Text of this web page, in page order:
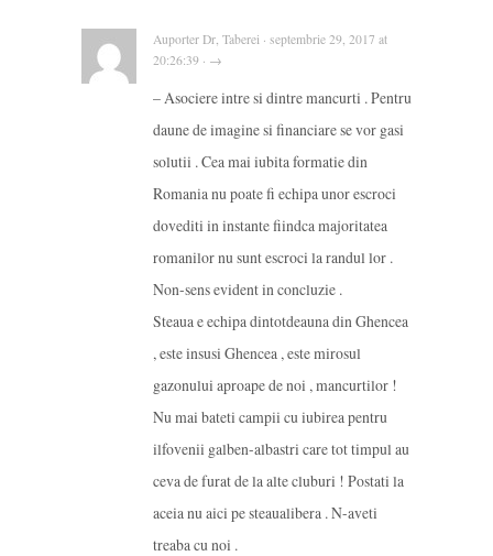
Auporter Dr, Taberei · septembrie 29, 2017 at
20:26:39 · →
– Asociere intre si dintre mancurti . Pentru
daune de imagine si financiare se vor gasi
solutii . Cea mai iubita formatie din
Romania nu poate fi echipa unor escroci
dovediti in instante fiindca majoritatea
romanilor nu sunt escroci la randul lor .
Non-sens evident in concluzie .
Steaua e echipa dintotdeauna din Ghencea
, este insusi Ghencea , este mirosul
gazonului aproape de noi , mancurtilor !
Nu mai bateti campii cu iubirea pentru
ilfovenii galben-albastri care tot timpul au
ceva de furat de la alte cluburi ! Postati la
aceia nu aici pe steaualibera . N-aveti
treaba cu noi .